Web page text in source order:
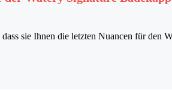
sie Ihnen die letzten Nuancen für den